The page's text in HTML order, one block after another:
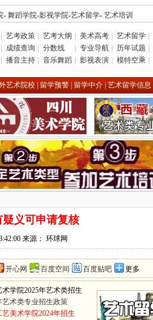
- 舞蹈学院-影视学院-艺术留学- 艺术培训
艺考政策 艺考大纲 美术高考 艺术留学
成绩查询 分数线 专业导航 历年试题
播音主持 音乐舞蹈 影视表演 模特空乘
艺术院校 留学预警 留学中介 艺术留学信息
义可申请复核
来源： 环球网
开心网 百度空间 百度贴吧 更多
术学院2025年艺术类招生
艺术类专业招生政策
艺美术学院2024年招生